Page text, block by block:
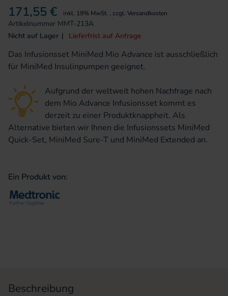
171,55 € inkl. 19% MwSt. , zzgl. Versandkosten
Artikelnummer MMT-213A
Nicht auf Lager
Lieferfrist auf Anfrage
Das Infusionsset MiniMed Mio Advance ist ausschließlich
für MiniMed Insulinpumpen geeignet.
Aufgrund der weltweit hohen Nachfrage nach
dem Mio Advance Infusionsset kommt es
derzeit zu einer Produktknappheit. Als
Alternative bieten wir Ihnen die Infusionssets MiniMed
Quick-Set, MiniMed Sure-T und MiniMed Extended an.
Ein Produkt von:
Beschreibung